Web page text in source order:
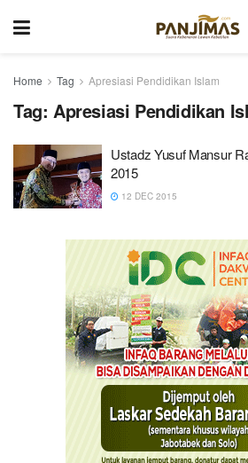
Home Tag Apresiasi Pendidikan Islam
Tag: Apresiasi Pendidikan
Ustadz Yusuf Mansur
2015
12 DEC 2015